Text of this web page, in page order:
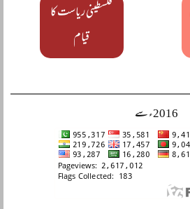
فلسطینی ریاست کا
قیام
2016ء سے